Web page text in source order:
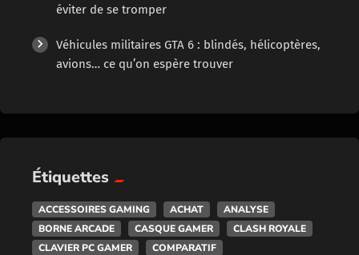
éviter de se tromper
Véhicules militaires GTA 6 : blindés, hélicoptères,
avions… ce qu’on espère trouver
Étiquettes
ACCESSOIRES GAMING ACHAT
ANALYSE
BORNE ARCADE
CASQUE GAMER
CLASH ROYALE
CLAVIER PC GAMER
COMPARATIF